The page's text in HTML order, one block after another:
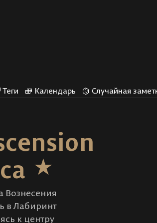
Теги Календарь Случайная
Вознесения
в Лабиринт
к центру